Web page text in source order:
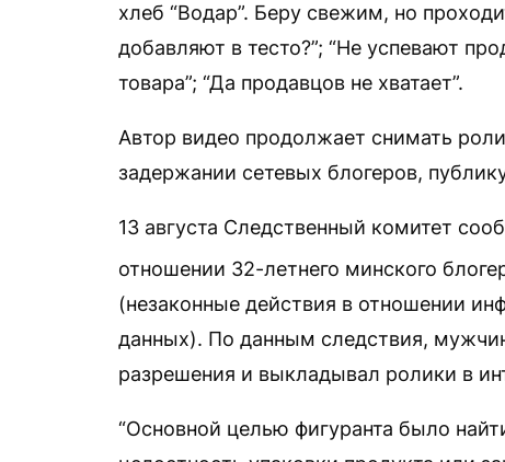
хлеб “Водар”. Беру свежим, но
добавляют в тесто?”; “Не успевают
товара”; “Да продавцов не хватает”.
Автор видео продолжает снимать
задержании сетевых блогеров,
13 августа Следственный комитет
отношении 32-летнего минского
(незаконные действия в отношении
данных). По данным следствия,
разрешения и выкладывал ролики в
“Основной целью фигуранта было